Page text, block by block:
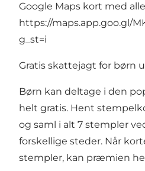
Google Maps kort med
https://maps.app.goo.gl/
g_st=i
Gratis skattejagt for børn
Børn kan deltage i den
helt gratis. Hent
og saml i alt 7 stempler
forskellige steder. Når
stempler, kan præmien